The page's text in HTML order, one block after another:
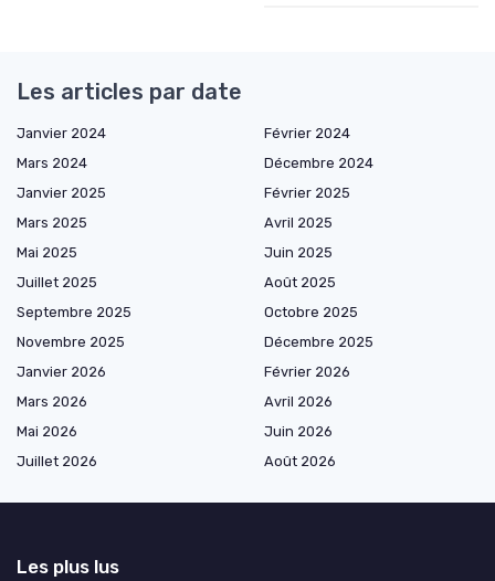
Les articles par date
Janvier 2024
Février 2024
Mars 2024
Décembre 2024
Janvier 2025
Février 2025
Mars 2025
Avril 2025
Mai 2025
Juin 2025
Juillet 2025
Août 2025
Septembre 2025
Octobre 2025
Novembre 2025
Décembre 2025
Janvier 2026
Février 2026
Mars 2026
Avril 2026
Mai 2026
Juin 2026
Juillet 2026
Août 2026
Les plus lus